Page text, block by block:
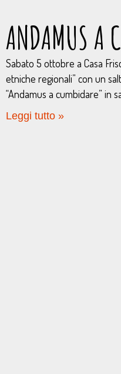
ANDAMUS A
Sabato 5 ottobre a Casa
etniche regionali” con un
“Andamus a cumbidare” in
Leggi tutto »